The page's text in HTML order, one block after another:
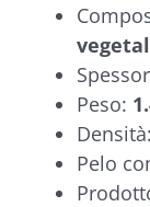
Peso:
Densità:
Pelo